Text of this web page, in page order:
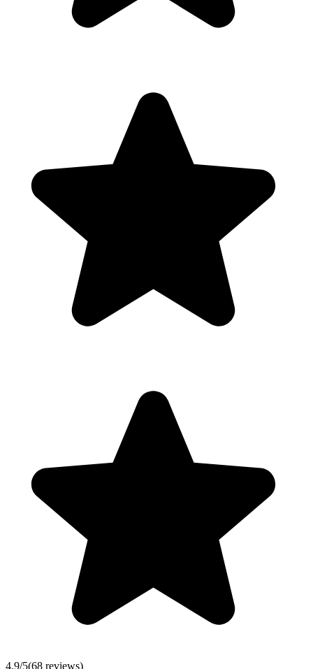
4.9/5(68 reviews)